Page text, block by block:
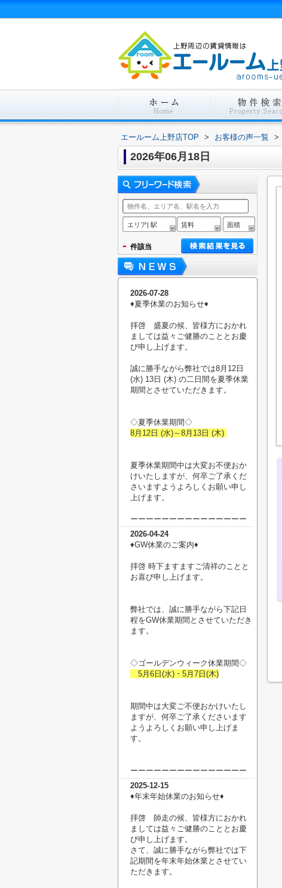
エールーム上野店TOP > お客様の声一覧 >
2026年06月18日
エリア| 駅 賃料 面積
- 件該当
2026-07-28
♦︎夏季休業のお知らせ♦︎
拝啓 盛夏の候、皆様方におかれ
ましては益々ご健勝のこととお慶
び申し上げます。
誠に勝手ながら弊社では8月12日
(水) 13日 (木) の二日間を夏季休業
期間とさせていただきます。
◇夏季休業期間◇
8月12日 (水)～8月13日 (木)
夏季休業期間中は大変お不便おか
けいたしますが、何卒ご了承くだ
さいますようよろしくお願い申し
上げます。
ーーーーーーーーーーーーーーー
2026-04-24
♦︎GW休業のご案内♦︎
拝啓 時下ますますご清祥のことと
お喜び申し上げます。
弊社では、誠に勝手ながら下記日
程をGW休業期間とさせていただき
ます。
◇ゴールデンウィーク休業期間◇
5月6日(水)・5月7日(木)
期間中は大変ご不便おかけいたし
ますが、何卒ご了承くださいます
ようよろしくお願い申し上げま
す。
ーーーーーーーーーーーーーーー
2025-12-15
♦︎年末年始休業のお知らせ♦︎
拝啓 師走の候、皆様方におかれ
ましては益々ご健勝のこととお慶
び申し上げます。
さて、誠に勝手ながら弊社では下
記期間を年末年始休業とさせてい
ただきます。